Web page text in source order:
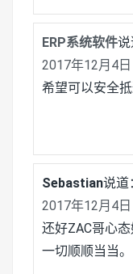
ERP系统软件说
2017年12月4
希望可以安全
Sebastian说道
2017年12月4
还好ZAC哥心
一切顺顺当当。